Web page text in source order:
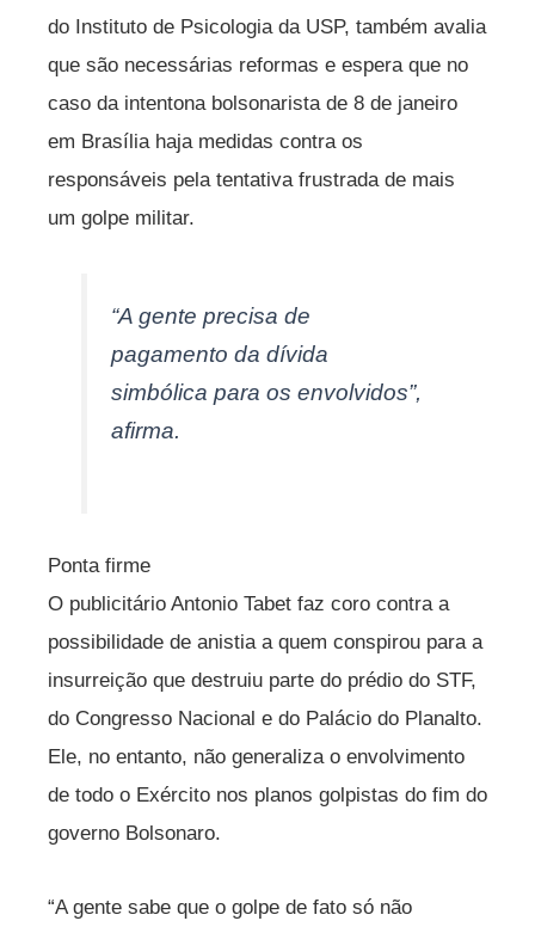
do Instituto de Psicologia da USP, também avalia
que são necessárias reformas e espera que no
caso da intentona bolsonarista de 8 de janeiro
em Brasília haja medidas contra os
responsáveis pela tentativa frustrada de mais
um golpe militar.
“A gente precisa de
pagamento da dívida
simbólica para os envolvidos”,
afirma.
Ponta firme
O publicitário Antonio Tabet faz coro contra a
possibilidade de anistia a quem conspirou para a
insurreição que destruiu parte do prédio do STF,
do Congresso Nacional e do Palácio do Planalto.
Ele, no entanto, não generaliza o envolvimento
de todo o Exército nos planos golpistas do fim do
governo Bolsonaro.
“A gente sabe que o golpe de fato só não